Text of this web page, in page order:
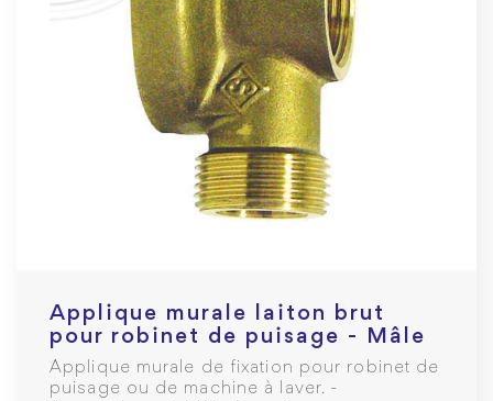
Applique murale laiton brut
pour robinet de puisage - Mâle
1/2" Femelle 1/2
Applique murale de fixation pour robinet de
puisage ou de machine à laver. -